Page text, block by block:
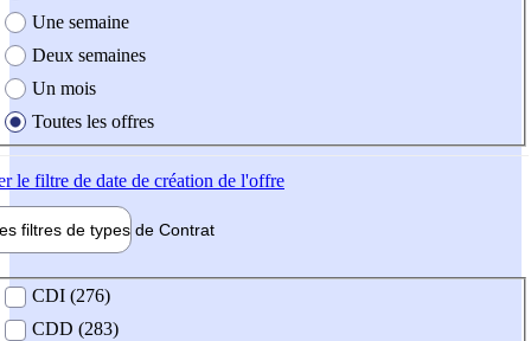
Une semaine
Deux semaines
Un mois
Toutes les offres
le filtre de date de création de l'offre
filtres de types de Contrat
contrat
CDI (276)
CDD (283)